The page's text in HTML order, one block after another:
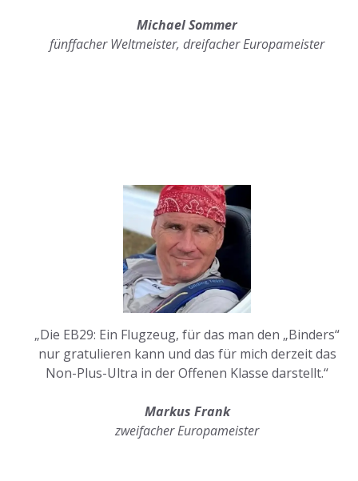
Michael Sommer
fünffacher Weltmeister, dreifacher Europameister
„Die EB29: Ein Flugzeug, für das man den „Binders“
nur gratulieren kann und das für mich derzeit das
Non-Plus-Ultra in der Offenen Klasse darstellt.“
Markus Frank
zweifacher Europameister